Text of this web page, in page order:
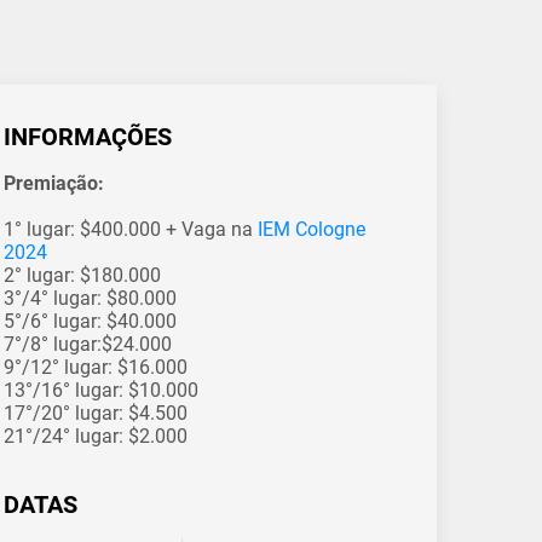
INFORMAÇÕES
Premiação:
1° lugar: $400.000 + Vaga na IEM Cologne
2024
2° lugar: $180.000
3°/4° lugar: $80.000
5°/6° lugar: $40.000
7°/8° lugar:$24.000
9°/12° lugar: $16.000
13°/16° lugar: $10.000
17°/20° lugar: $4.500
21°/24° lugar: $2.000
DATAS